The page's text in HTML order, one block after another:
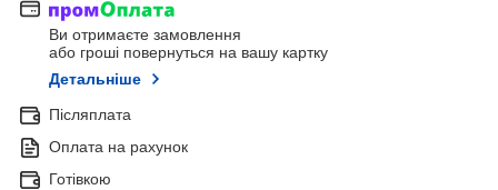
Ви отримаєте замовлення
або гроші повернуться на вашу картку
Детальніше
Післяплата
Оплата на рахунок
Готівкою